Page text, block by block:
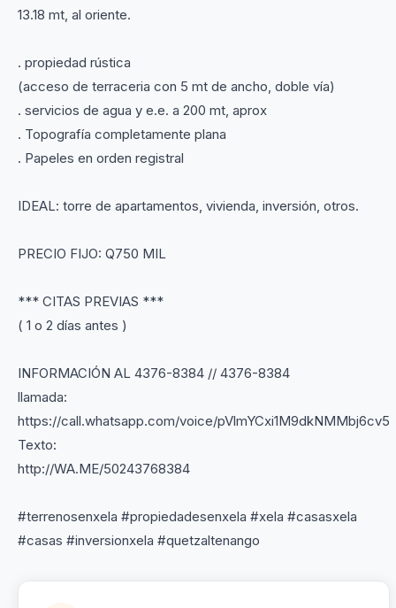
13.18 mt, al oriente.
. propiedad rústica
(acceso de terraceria con 5 mt de ancho, doble vía)
. servicios de agua y e.e. a 200 mt, aprox
. Topografía completamente plana
. Papeles en orden registral
IDEAL: torre de apartamentos, vivienda, inversión, otros.
PRECIO FIJO: Q750 MIL
*** CITAS PREVIAS ***
( 1 o 2 días antes )
INFORMACIÓN AL 4376-8384 // 4376-8384
llamada:
https://call.whatsapp.com/voice/pVlmYCxi1M9dkNMMbj6cv5
Texto:
http://WA.ME/50243768384
#terrenosenxela #propiedadesenxela #xela #casasxela
#casas #inversionxela #quetzaltenango